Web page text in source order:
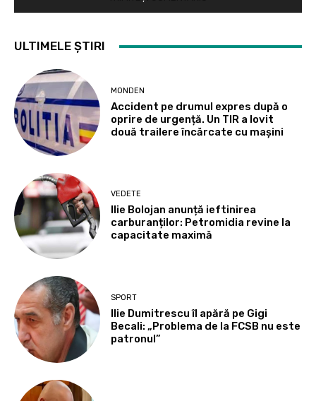
ULTIMELE ȘTIRI
MONDEN
Accident pe drumul expres după o
oprire de urgență. Un TIR a lovit
două trailere încărcate cu mașini
VEDETE
Ilie Bolojan anunță ieftinirea
carburanților: Petromidia revine la
capacitate maximă
SPORT
Ilie Dumitrescu îl apără pe Gigi
Becali: „Problema de la FCSB nu este
patronul”